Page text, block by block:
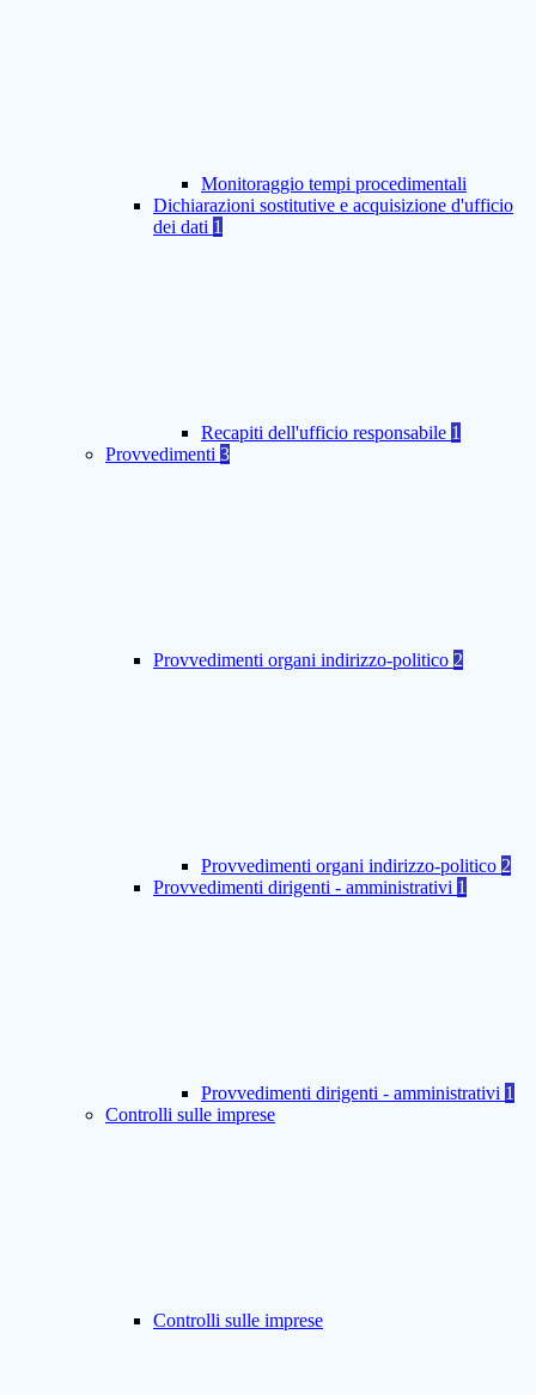
Monitoraggio tempi procedimentali
Dichiarazioni sostitutive e acquisizione d'ufficio
dei dati 1
Recapiti dell'ufficio responsabile 1
Provvedimenti 3
Provvedimenti organi indirizzo-politico 2
Provvedimenti organi indirizzo-politico 2
Provvedimenti dirigenti - amministrativi 1
Provvedimenti dirigenti - amministrativi 1
Controlli sulle imprese
Controlli sulle imprese